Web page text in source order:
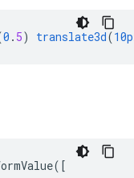
0 . 5) translate3d(
([